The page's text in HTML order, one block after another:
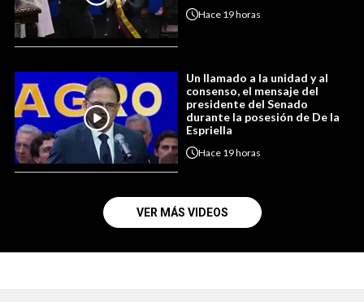
Hace 19 horas
Un llamado a la unidad y al
consenso, el mensaje del
presidente del Senado
durante la posesión de De la
Espriella
Hace 19 horas
VER MÁS VIDEOS